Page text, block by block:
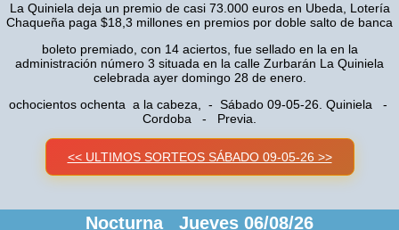
La Quiniela deja un premio de casi 73.000 euros en Ubeda, Lotería
Chaqueña paga $18,3 millones en premios por doble salto de banca
boleto premiado, con 14 aciertos, fue sellado en la en la
administración número 3 situada en la calle Zurbarán La Quiniela
celebrada ayer domingo 28 de enero.
ochocientos ochenta a la cabeza, - Sábado 09-05-26. Quiniela -
Cordoba - Previa.
<< ULTIMOS SORTEOS SÁBADO 09-05-26 >>
Nocturna Jueves 06/08/26